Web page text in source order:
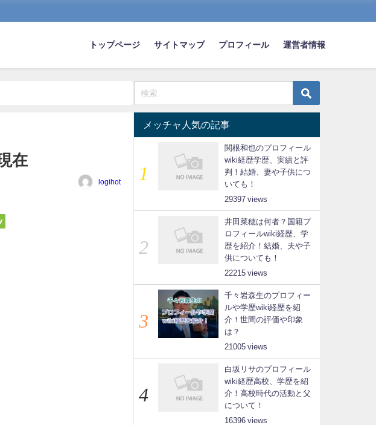
トップページ サイトマップ プロフィール 運営者情報
在
logihot
メッチャ人気の記事
関根和也のプロフィール
wiki経歴学歴、実績と評
判！結婚、妻や子供につ
いても！
29397
井田菜穂は何者？国籍プ
ロフィールwiki経歴、学
歴を紹介！結婚、夫や子
供についても！
22215
千々岩森生のプロフィー
ルや学歴wiki経歴を紹
介！世間の評価や印象
は？
21005
白坂リサのプロフィール
wiki経歴高校、学歴を紹
介！高校時代の活動と父
について！
16396